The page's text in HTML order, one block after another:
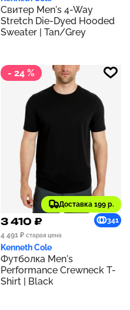
Свитер Men's 4-Way
Stretch Die-Dyed Hooded
Sweater | Tan/Grey
- 24 %
Доставка 199 р.
3 410 ₽
341
4 491 ₽ старая цена
Kenneth Cole
Футболка Men's
Performance Crewneck T-
Shirt | Black